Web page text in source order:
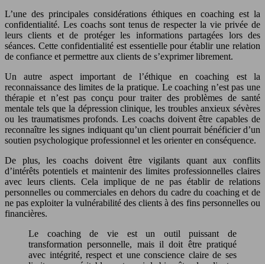
L’une des principales considérations éthiques en coaching est la
confidentialité. Les coachs sont tenus de respecter la vie privée de
leurs clients et de protéger les informations partagées lors des
séances. Cette confidentialité est essentielle pour établir une relation
de confiance et permettre aux clients de s’exprimer librement.
Un autre aspect important de l’éthique en coaching est la
reconnaissance des limites de la pratique. Le coaching n’est pas une
thérapie et n’est pas conçu pour traiter des problèmes de santé
mentale tels que la dépression clinique, les troubles anxieux sévères
ou les traumatismes profonds. Les coachs doivent être capables de
reconnaître les signes indiquant qu’un client pourrait bénéficier d’un
soutien psychologique professionnel et les orienter en conséquence.
De plus, les coachs doivent être vigilants quant aux conflits
d’intérêts potentiels et maintenir des limites professionnelles claires
avec leurs clients. Cela implique de ne pas établir de relations
personnelles ou commerciales en dehors du cadre du coaching et de
ne pas exploiter la vulnérabilité des clients à des fins personnelles ou
financières.
Le coaching de vie est un outil puissant de
transformation personnelle, mais il doit être pratiqué
avec intégrité, respect et une conscience claire de ses